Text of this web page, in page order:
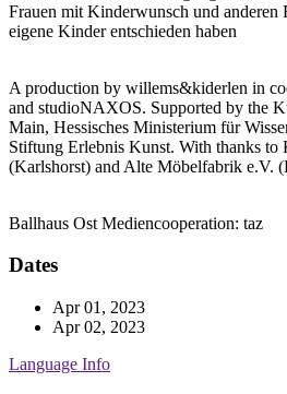
Frauen mit Kinderwunsch und anderen
eigene Kinder entschieden haben
A production by willems&kiderlen in
and studioNAXOS. Supported by the
Main, Hessisches Ministerium für
Stiftung Erlebnis Kunst. With thanks
(Karlshorst) and Alte Möbelfabrik e.V.
Ballhaus Ost Mediencooperation: taz
Dates
Apr 01, 2023
Apr 02, 2023
Language Info